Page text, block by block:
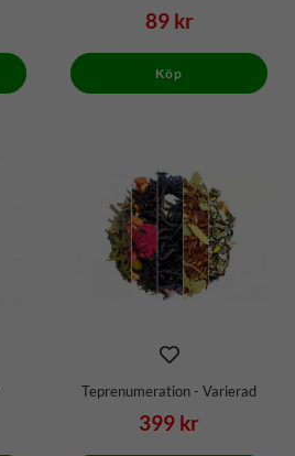
89 kr
Köp
Teprenumeration - Varierad
399 kr